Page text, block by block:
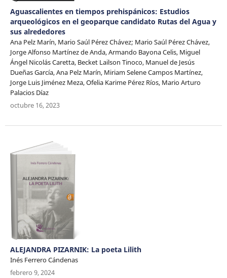
Aguascalientes en tiempos prehispánicos: Estudios
arqueológicos en el geoparque candidato Rutas del Agua y
sus alrededores
Ana Pelz Marín, Mario Saúl Pérez Chávez; Mario Saúl Pérez Chávez,
Jorge Alfonso Martínez de Anda, Armando Bayona Celis, Miguel
Ángel Nicolás Caretta, Becket Lailson Tinoco, Manuel de Jesús
Dueñas García, Ana Pelz Marín, Miriam Selene Campos Martínez,
Jorge Luis Jiménez Meza, Ofelia Karime Pérez Ríos, Mario Arturo
Palacios Díaz
octubre 16, 2023
ALEJANDRA PIZARNIK: La poeta Lilith
Inés Ferrero Cándenas
febrero 9, 2024